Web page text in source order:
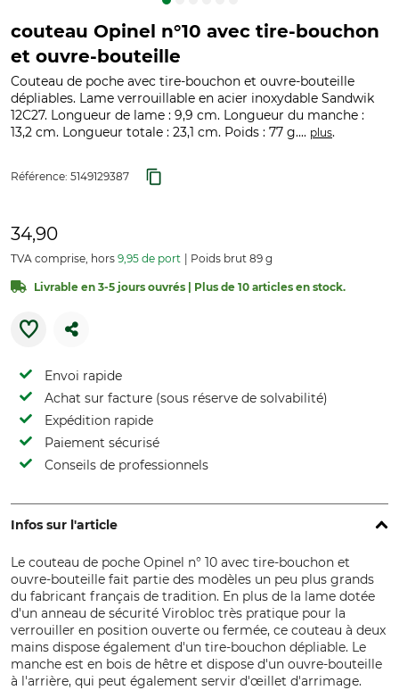
couteau Opinel n°10 avec tire-bouchon
et ouvre-bouteille
Couteau de poche avec tire-bouchon et ouvre-bouteille
dépliables. Lame verrouillable en acier inoxydable Sandwik
12C27. Longueur de lame : 9,9 cm. Longueur du manche :
13,2 cm. Longueur totale : 23,1 cm. Poids : 77 g.... plus.
Référence: 5149129387
34,90
TVA comprise, hors 9,95 de port Poids brut 89 g
Livrable en 3-5 jours ouvrés | Plus de 10 articles en stock.
Envoi rapide
Achat sur facture (sous réserve de solvabilité)
Expédition rapide
Paiement sécurisé
Conseils de professionnels
Infos sur l'article
Le couteau de poche Opinel n° 10 avec tire-bouchon et
ouvre-bouteille fait partie des modèles un peu plus grands
du fabricant français de tradition. En plus de la lame dotée
d'un anneau de sécurité Virobloc très pratique pour la
verrouiller en position ouverte ou fermée, ce couteau à deux
mains dispose également d'un tire-bouchon dépliable. Le
manche est en bois de hêtre et dispose d'un ouvre-bouteille
à l'arrière, qui peut également servir d'œillet d'arrimage.